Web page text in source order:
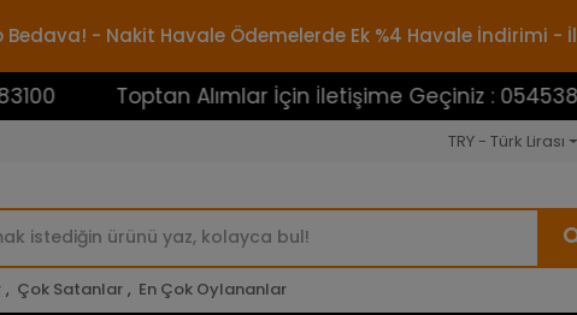
Bedava! - Nakit Havale Ödemelerde Ek %4 Havale İndirimi
Toptan Alımlar İçin İletişime Geçiniz : 05453883100
TRY - Türk Lirası
, Çok Satanlar , En Çok Oylananlar